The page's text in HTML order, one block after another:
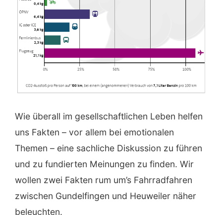
Wie überall im gesellschaftlichen Leben helfen
uns Fakten – vor allem bei emotionalen
Themen – eine sachliche Diskussion zu führen
und zu fundierten Meinungen zu finden. Wir
wollen zwei Fakten rum um’s Fahrradfahren
zwischen Gundelfingen und Heuweiler näher
beleuchten.